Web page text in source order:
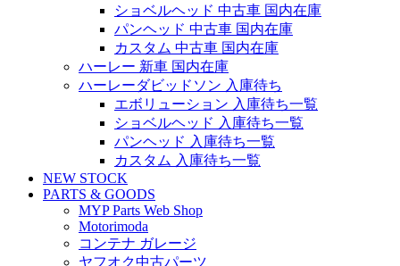
ショベルヘッド 中古車 国内在庫
パンヘッド 中古車 国内在庫
カスタム 中古車 国内在庫
ハーレー 新車 国内在庫
ハーレーダビッドソン 入庫待ち
エボリューション 入庫待ち一覧
ショベルヘッド 入庫待ち一覧
パンヘッド 入庫待ち一覧
カスタム 入庫待ち一覧
NEW STOCK
PARTS & GOODS
MYP Parts Web Shop
Motorimoda
コンテナ ガレージ
ヤフオク中古パーツ